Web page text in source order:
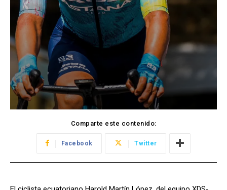
Comparte este contenido:
Facebook Twitter